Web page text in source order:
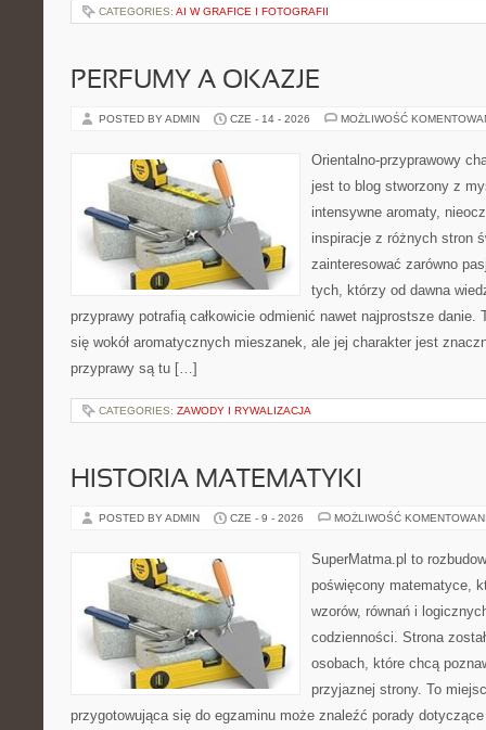
CATEGORIES: AI W GRAFICE I FOTOGRAFII
PERFUMY A OKAZJE
POSTED BY ADMIN CZE - 14 - 2026 MOŻLIWOŚĆ
Orientalno-przyprawowy
jest to blog stworzony z
intensywne aromaty,
inspiracje z różnych stron
zainteresować zarówno
tych, którzy od dawna
przyprawy potrafią całkowicie odmienić nawet najprostsze danie.
się wokół aromatycznych mieszanek, ale jej charakter jest
przyprawy są tu […]
CATEGORIES: ZAWODY I RYWALIZACJA
HISTORIA MATEMATYKI
POSTED BY ADMIN CZE - 9 - 2026 MOŻLIWOŚĆ
SuperMatma.pl to
poświęcony matematyce,
wzorów, równań i
codzienności. Strona
osobach, które chcą
przyjaznej strony. To
przygotowująca się do egzaminu może znaleźć porady